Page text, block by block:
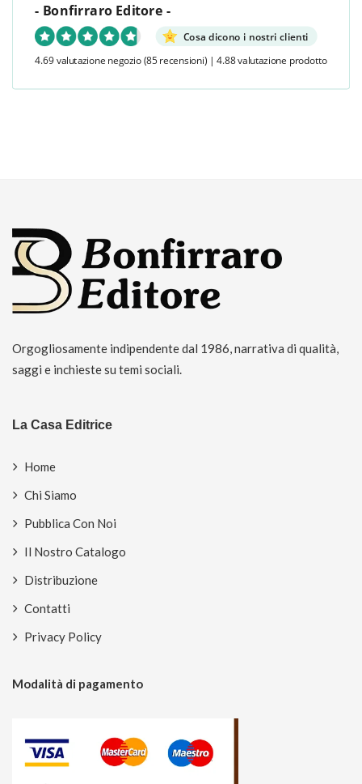
- Bonfirraro Editore -
Cosa dicono i nostri clienti
4.69 valutazione negozio (85 recensioni) | 4.88 valutazione prodotto
Orgogliosamente indipendente dal 1986, narrativa di qualità,
saggi e inchieste su temi sociali.
La Casa Editrice
Home
Chi Siamo
Pubblica Con Noi
Il Nostro Catalogo
Distribuzione
Contatti
Privacy Policy
Modalità di pagamento